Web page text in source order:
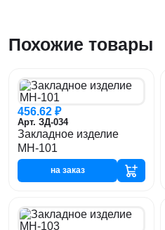
Похожие товары
456.62 ₽
Арт. ЗД-034
Закладное изделие
МН-101
на заказ